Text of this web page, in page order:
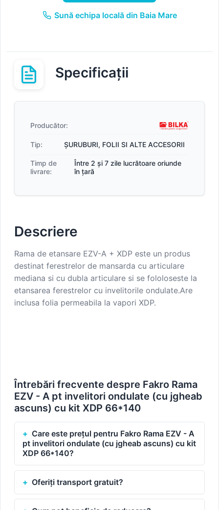
Sună echipa locală din Baia Mare
Specificații
Producător:
Tip: ȘURUBURI, FOLII SI ALTE ACCESORII
Timp de
livrare:
Între 2 și 7 zile lucrătoare oriunde
în țară
Descriere
Rama de etansare EZV-A + XDP este un produs
destinat ferestrelor de mansarda cu articulare
mediana si cu dubla articulare si se fololoseste la
etansarea ferestrelor cu invelitorile ondulate.Are
inclusa folia permeabila la vapori XDP.
Întrebări frecvente despre Fakro Rama
EZV - A pt invelitori ondulate (cu jgheab
ascuns) cu kit XDP 66*140
Care este prețul pentru Fakro Rama EZV - A
pt invelitori ondulate (cu jgheab ascuns) cu kit
XDP 66*140?
Oferiți transport gratuit?